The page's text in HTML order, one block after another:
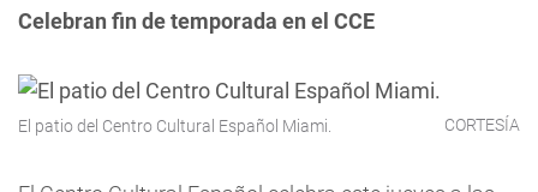
Celebran fin de temporada en el CCE
El patio del Centro Cultural Español Miami. CORTESÍA